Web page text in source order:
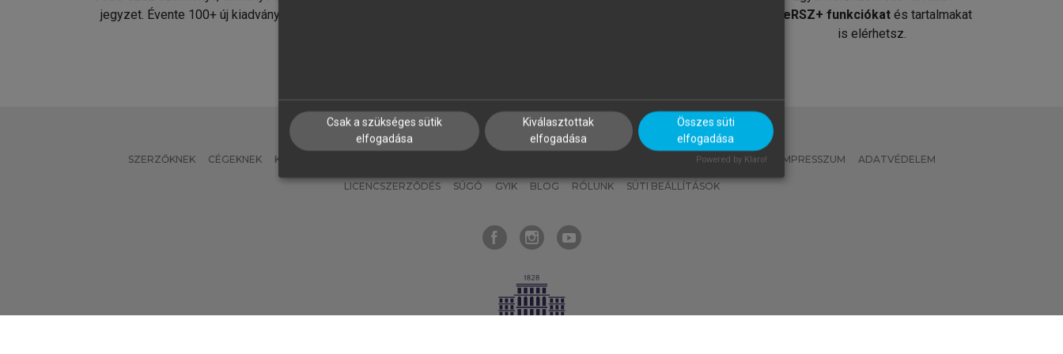
jegyzet. Évente 100+ új kiadvány.
MeRSZ+ funkciókat és tartalmakat
is elérhetsz.
SZERZŐKNEK CÉGEKNEK KÖNYVTÁROSOKNAK MI – ÁLTALÁNOS IRÁNYELVEK IMPRESSZUM ADATVÉDELEM
LICENCSZERZŐDÉS SÚGÓ GYIK BLOG RÓLUNK SÜTI BEÁLLÍTÁSOK
Csak a szükséges sütik
elfogadása
Kiválasztottak
elfogadása
Összes süti
elfogadása
Powered by Klaro!